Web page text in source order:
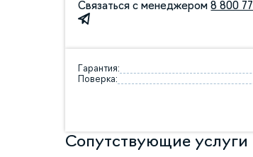
Связаться с менеджером8 800
Гарантия:
Поверка:
Сопутствующие услуги